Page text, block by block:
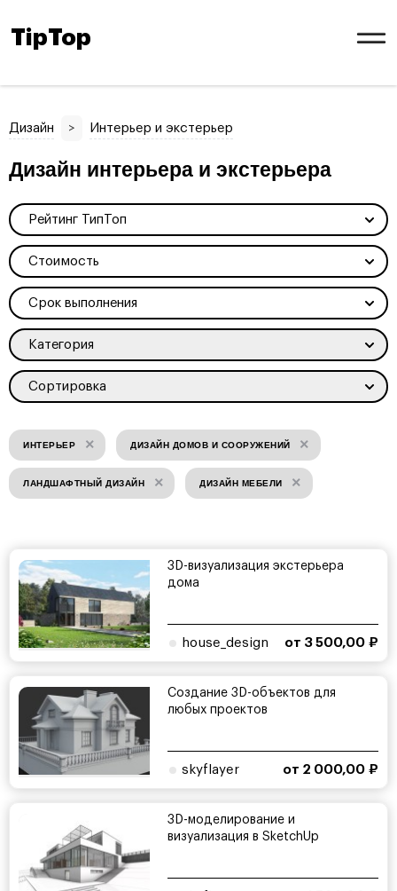
TipTop
Дизайн > Интерьер и экстерьер
Дизайн интерьера и экстерьера
Рейтинг ТипТоп
Стоимость
Срок выполнения
Категория
Сортировка
ИНТЕРЬЕР × ДИЗАЙН ДОМОВ И СООРУЖЕНИЙ ×
ЛАНДШАФТНЫЙ ДИЗАЙН × ДИЗАЙН МЕБЕЛИ ×
3D-визуализация экстерьера
дома
house_design от 3 500,00 ₽
Создание 3D-объектов для
любых проектов
skyflayer от 2 000,00 ₽
3D-моделирование и
визуализация в SketchUp